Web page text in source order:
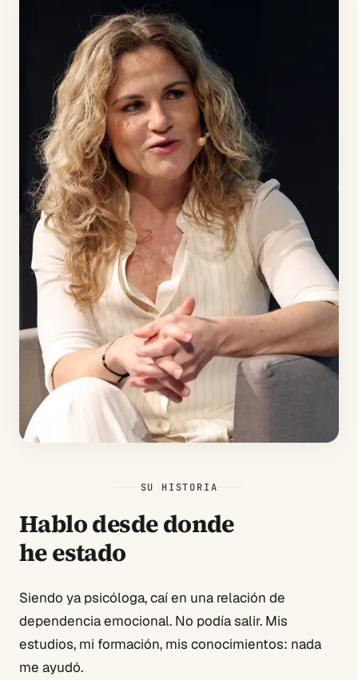
SU HISTORIA
Hablo desde donde
he estado
Siendo ya psicóloga, caí en una relación de
dependencia emocional. No podía salir. Mis
estudios, mi formación, mis conocimientos: nada
me ayudó.